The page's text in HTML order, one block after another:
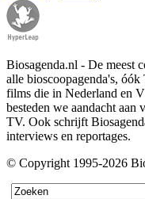
Biosagenda.nl - De meest
alle bioscoopagenda's,
films die in Nederland en
besteden we aandacht
TV. Ook schrijft
interviews en reportages.
© Copyright 1995-2026